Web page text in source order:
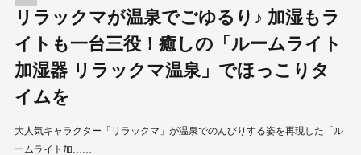
リラックマが温泉でごゆるり♪ 加湿もラ
イトも一台三役！癒しの「ルームライト
加湿器 リラックマ温泉」でほっこりタ
イムを
大人気キャラクター「リラックマ」が温泉でのんびりする姿を再現した「ル
ームライト加……